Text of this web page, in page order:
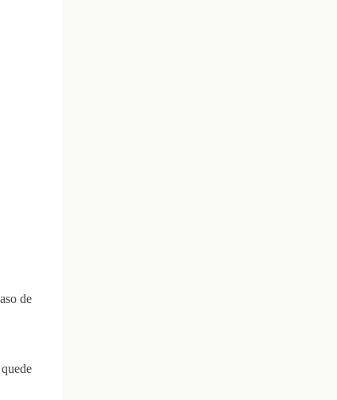
de